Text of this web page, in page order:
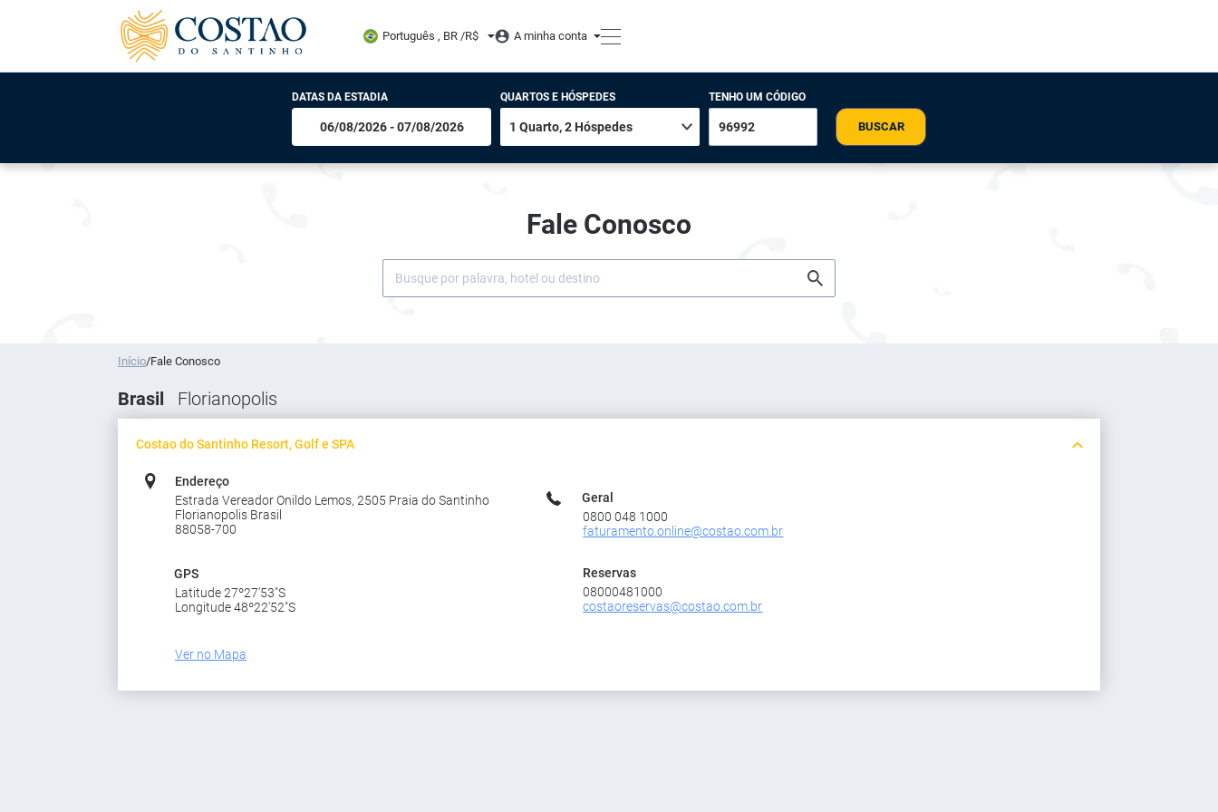
Português , BR /R$ A minha conta
DATAS DA ESTADIA QUARTOS E HÓSPEDES TENHO UM CÓDIGO
BUSCAR
Fale Conosco
Início/Fale Conosco
Brasil Florianopolis
Costao do Santinho Resort, Golf e SPA
Endereço
Estrada Vereador Onildo Lemos, 2505 Praia do Santinho
Florianopolis Brasil
88058-700
GPS
Latitude 27º27'53"S
Longitude 48º22'52"S
Ver no Mapa
Geral
0800 048 1000
faturamento.online@costao.com.br
Reservas
08000481000
costaoreservas@costao.com.br